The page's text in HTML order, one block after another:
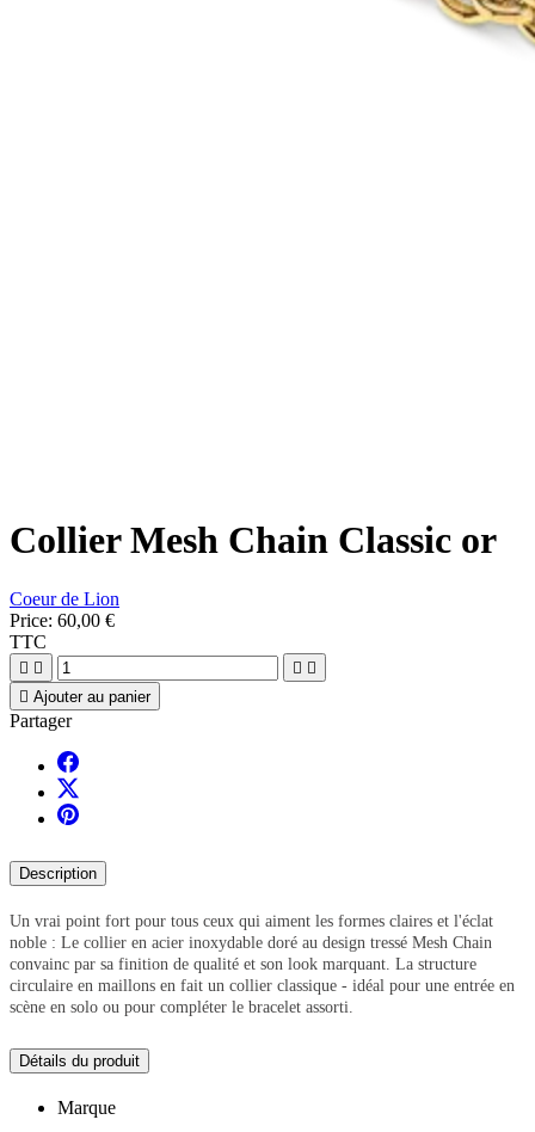
Collier Mesh Chain Classic or
Coeur de Lion
Price: 60,00 €
TTC
   
 Ajouter au panier
Partager
Description
Un vrai point fort pour tous ceux qui aiment les formes claires et l'éclat
noble : Le collier en acier inoxydable doré au design tressé Mesh Chain
convainc par sa finition de qualité et son look marquant. La structure
circulaire en maillons en fait un collier classique - idéal pour une entrée en
scène en solo ou pour compléter le bracelet assorti.
Détails du produit
Marque